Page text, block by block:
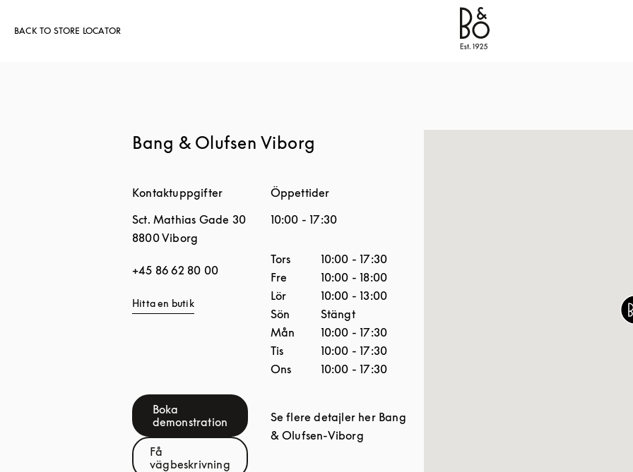
BACK TO STORE LOCATOR
Bang & Olufsen - Exist to Create
Bang & Olufsen Viborg
Kontaktuppgifter
Sct. Mathias Gade 30
8800Viborg
+45 86 62 80 00
Hitta en butik
Boka
demonstrationLink Opens in New Tab
Få
vägbeskrivningLink Opens in New Tab
Öppettider
10:00 - 17:30
Dagar i veckan Öppettider
Tors 10:00 - 17:30
Fre
10:00 - 18:00
Lör
10:00 - 13:00
Sön
Stängt
Mån
10:00 - 17:30
Tis
10:00 - 17:30
Ons
10:00 - 17:30
Se flere detajler her Bang
& Olufsen-ViborgLink Opens in New Tab